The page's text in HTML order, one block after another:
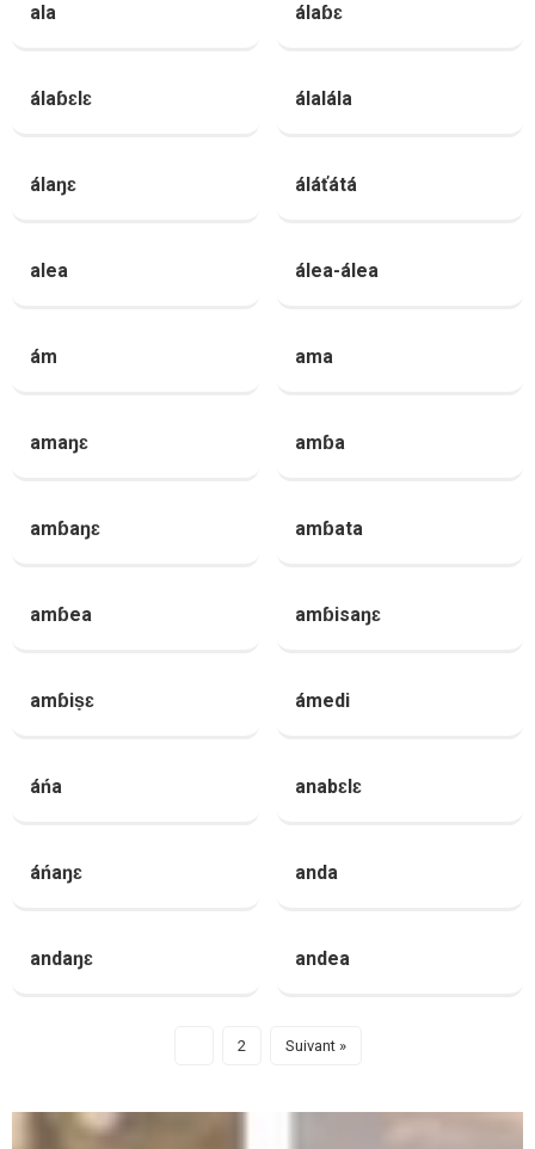
ala álaɓɛ
álaɓɛlɛ álalála
álaŋɛ áláťátá
alea álea-álea
ám ama
amaŋɛ amɓa
amɓaŋɛ amɓata
amɓea amɓisaŋɛ
amɓiṣɛ ámedi
áńa anabɛlɛ
áńaŋɛ anda
andaŋɛ andea
2 Suivant »